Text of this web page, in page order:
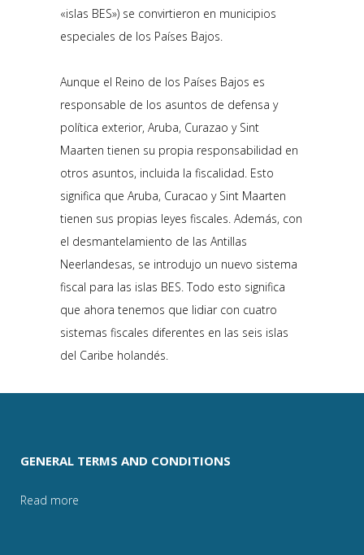
«islas BES») se convirtieron en municipios
especiales de los Países Bajos.
Aunque el Reino de los Países Bajos es
responsable de los asuntos de defensa y
política exterior, Aruba, Curazao y Sint
Maarten tienen su propia responsabilidad en
otros asuntos, incluida la fiscalidad. Esto
significa que Aruba, Curacao y Sint Maarten
tienen sus propias leyes fiscales. Además, con
el desmantelamiento de las Antillas
Neerlandesas, se introdujo un nuevo sistema
fiscal para las islas BES. Todo esto significa
que ahora tenemos que lidiar con cuatro
sistemas fiscales diferentes en las seis islas
del Caribe holandés.
GENERAL TERMS AND CONDITIONS
Read more